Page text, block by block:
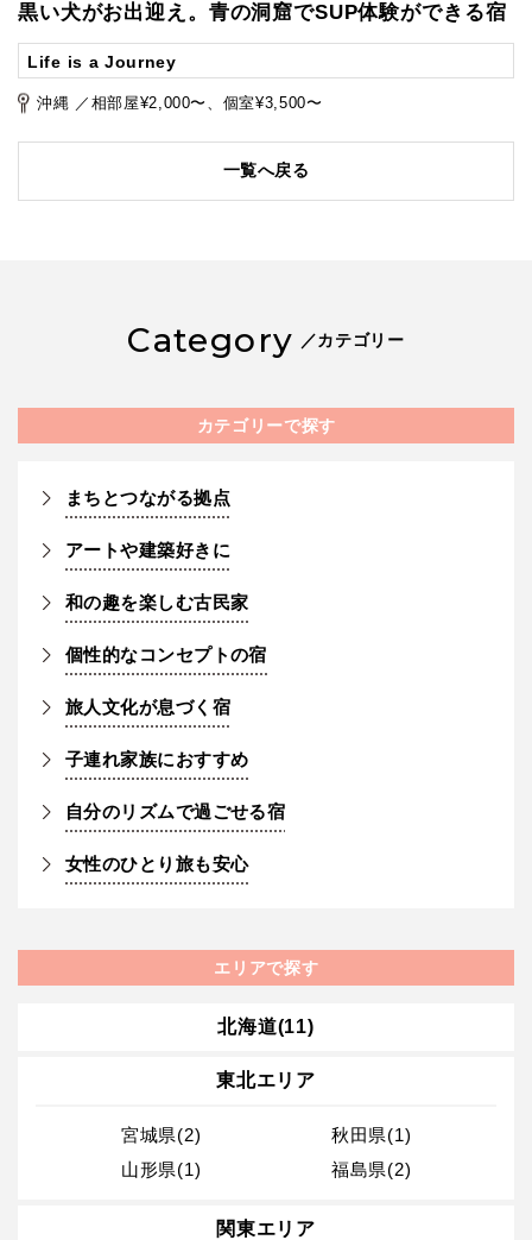
黒い犬がお出迎え。青の洞窟でSUP体験ができる宿
Life is a Journey
沖縄 ／相部屋¥2,000〜、個室¥3,500〜
一覧へ戻る
Category ／カテゴリー
カテゴリーで探す
まちとつながる拠点
アートや建築好きに
和の趣を楽しむ古民家
個性的なコンセプトの宿
旅人文化が息づく宿
子連れ家族におすすめ
自分のリズムで過ごせる宿
女性のひとり旅も安心
エリアで探す
北海道(11)
東北エリア
宮城県(2)
秋田県(1)
山形県(1)
福島県(2)
関東エリア